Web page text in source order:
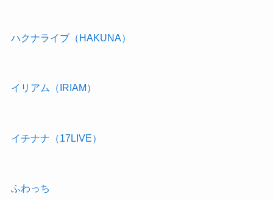
ハクナライブ（HAKUNA）
イリアム（IRIAM）
イチナナ（17LIVE）
ふわっち